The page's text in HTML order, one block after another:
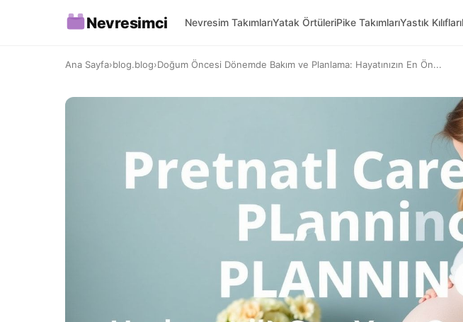
Nevresimci Nevresim TakımlarıYatak ÖrtüleriPike TakımlarıYastık Kılıfları
Ana Sayfa›blog.blog›Doğum Öncesi Dönemde Bakım ve Planlama: Hayatınızın En Ön...